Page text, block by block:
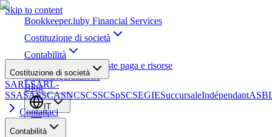
Skip to content
Bookkeeper.luby Financial Services
Costituzione di società
Contabilità
Consulenza fiscale Buste paga e risorse
umaneLiquidazione
Blog
IT
Costituzione di società
SARLSARL-
SSASASSCASNCSCSSCSpSCSEGIESuccursaleIndépendant
Contattaci
Contabilità